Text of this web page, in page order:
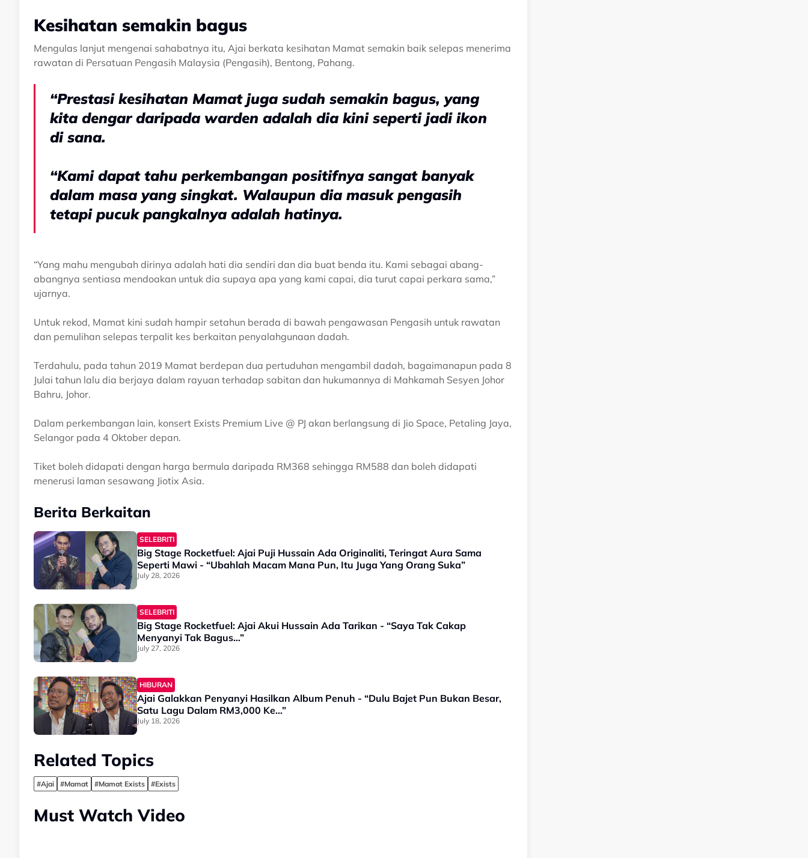
Kesihatan semakin bagus
Mengulas lanjut mengenai sahabatnya itu, Ajai berkata kesihatan Mamat semakin baik selepas menerima
rawatan di Persatuan Pengasih Malaysia (Pengasih), Bentong, Pahang.
“Prestasi kesihatan Mamat juga sudah semakin bagus, yang
kita dengar daripada warden adalah dia kini seperti jadi ikon
di sana.
“Kami dapat tahu perkembangan positifnya sangat banyak
dalam masa yang singkat. Walaupun dia masuk pengasih
tetapi pucuk pangkalnya adalah hatinya.
“Yang mahu mengubah dirinya adalah hati dia sendiri dan dia buat benda itu. Kami sebagai abang-
abangnya sentiasa mendoakan untuk dia supaya apa yang kami capai, dia turut capai perkara sama,”
ujarnya.
Untuk rekod, Mamat kini sudah hampir setahun berada di bawah pengawasan Pengasih untuk rawatan
dan pemulihan selepas terpalit kes berkaitan penyalahgunaan dadah.
Terdahulu, pada tahun 2019 Mamat berdepan dua pertuduhan mengambil dadah, bagaimanapun pada 8
Julai tahun lalu dia berjaya dalam rayuan terhadap sabitan dan hukumannya di Mahkamah Sesyen Johor
Bahru, Johor.
Dalam perkembangan lain, konsert Exists Premium Live @ PJ akan berlangsung di Jio Space, Petaling Jaya,
Selangor pada 4 Oktober depan.
Tiket boleh didapati dengan harga bermula daripada RM368 sehingga RM588 dan boleh didapati
menerusi laman sesawang Jiotix Asia.
Berita Berkaitan
SELEBRITI
Big Stage Rocketfuel: Ajai Puji Hussain Ada Originaliti, Teringat Aura Sama
Seperti Mawi - “Ubahlah Macam Mana Pun, Itu Juga Yang Orang Suka”
July 28, 2026
SELEBRITI
Big Stage Rocketfuel: Ajai Akui Hussain Ada Tarikan - “Saya Tak Cakap
Menyanyi Tak Bagus…”
July 27, 2026
HIBURAN
Ajai Galakkan Penyanyi Hasilkan Album Penuh - “Dulu Bajet Pun Bukan Besar,
Satu Lagu Dalam RM3,000 Ke…”
July 18, 2026
Related Topics
#Ajai #Mamat #Mamat Exists #Exists
Must Watch Video